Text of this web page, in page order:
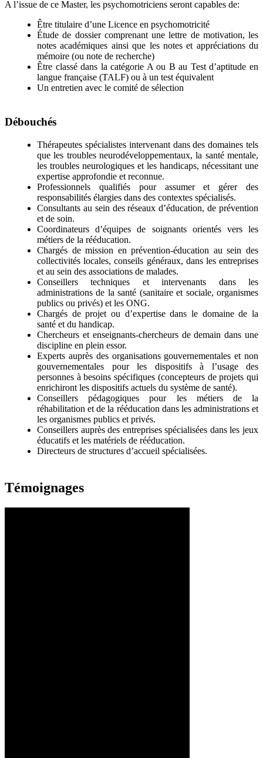
A l’issue de ce Master, les psychomotriciens seront capables de:
Être titulaire d’une Licence en psychomotricité
Étude de dossier comprenant une lettre de motivation, les
notes académiques ainsi que les notes et appréciations du
mémoire (ou note de recherche)
Être classé dans la catégorie A ou B au Test d’aptitude en
langue française (TALF) ou à un test équivalent
Un entretien avec le comité de sélection
Débouchés
Thérapeutes spécialistes intervenant dans des domaines tels
que les troubles neurodéveloppementaux, la santé mentale,
les troubles neurologiques et les handicaps, nécessitant une
expertise approfondie et reconnue.
Professionnels qualifiés pour assumer et gérer des
responsabilités élargies dans des contextes spécialisés.
Consultants au sein des réseaux d’éducation, de prévention
et de soin.
Coordinateurs d’équipes de soignants orientés vers les
métiers de la rééducation.
Chargés de mission en prévention-éducation au sein des
collectivités locales, conseils généraux, dans les entreprises
et au sein des associations de malades.
Conseillers techniques et intervenants dans les
administrations de la santé (sanitaire et sociale, organismes
publics ou privés) et les ONG.
Chargés de projet ou d’expertise dans le domaine de la
santé et du handicap.
Chercheurs et enseignants-chercheurs de demain dans une
discipline en plein essor.
Experts auprès des organisations gouvernementales et non
gouvernementales pour les dispositifs à l’usage des
personnes à besoins spécifiques (concepteurs de projets qui
enrichiront les dispositifs actuels du système de santé).
Conseillers pédagogiques pour les métiers de la
réhabilitation et de la rééducation dans les administrations et
les organismes publics et privés.
Conseillers auprès des entreprises spécialisées dans les jeux
éducatifs et les matériels de rééducation.
Directeurs de structures d’accueil spécialisées.
Témoignages